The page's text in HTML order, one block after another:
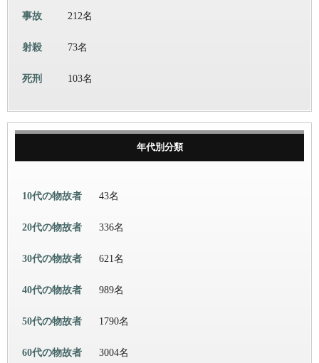
事故 212名
射殺 73名
死刑 103名
年代別分類
10代の物故者 43名
20代の物故者 336名
30代の物故者 621名
40代の物故者 989名
50代の物故者 1790名
60代の物故者 3004名